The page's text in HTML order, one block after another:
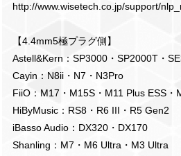
http://www.wisetech.co.jp/support/
【4.4mm5極プラグ側】
Astell&Kern：SP3000・SP2000T・
Cayin：N8ii・N7・N3Pro
FiiO：M17・M15S・M11 Plus ESS・
HiByMusic：RS8・R6 III・R5 Gen2
iBasso Audio：DX320・DX170
Shanling：M7・M6 Ultra・M3 Ultra